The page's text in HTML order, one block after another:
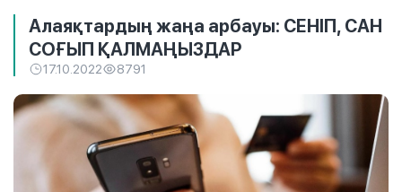
Алаяқтардың жаңа арбауы: СЕНІП, САН
СОҒЫП ҚАЛМАҢЫЗДАР
17.10.2022 8791